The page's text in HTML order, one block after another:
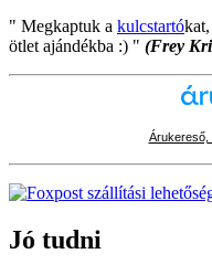
" Megkaptuk a kulcstartó
ötlet ajándékba :) " (Frey
Árukereső,
Jó tudni